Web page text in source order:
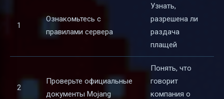
1
Ознакомьтесь с
правилами сервера
Узнать,
разрешена ли
раздача
плащей
2
Проверьте официальные
документы Mojang
Понять, что
говорит
компания о